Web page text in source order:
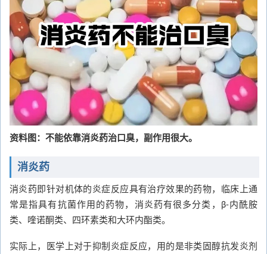
资料图：不能依靠消炎药治口臭，副作用很大。
消炎药
消炎药即针对机体的炎症反应具有治疗效果的药物，临床上通
常是指具有抗菌作用的药物，消炎药有很多分类，β-内酰胺
类、喹诺酮类、四环素类和大环内酯类。
实际上，医学上对于抑制炎症反应，用的是非类固醇抗发炎剂